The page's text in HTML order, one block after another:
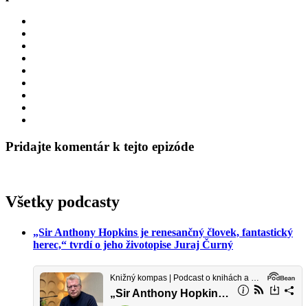
Pridajte komentár k tejto epizóde
Všetky podcasty
„Sir Anthony Hopkins je renesančný človek, fantastický
herec,“ tvrdí o jeho životopise Juraj Čurný